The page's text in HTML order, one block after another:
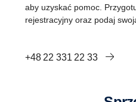
aby uzyskać pomoc.
rejestracyjny oraz podaj
+48 22 331 22 33